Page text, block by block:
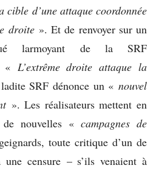
cible d’une attaque coordonnée
droite». Et de renvoyer sur un
larmoyant de la SRF
« L’extrême droite attaque la
SRF dénonce un « nouvel
». Les réalisateurs mettent en
de nouvelles «campagnes de
toute critique d’un de
censure – s’ils venaient à